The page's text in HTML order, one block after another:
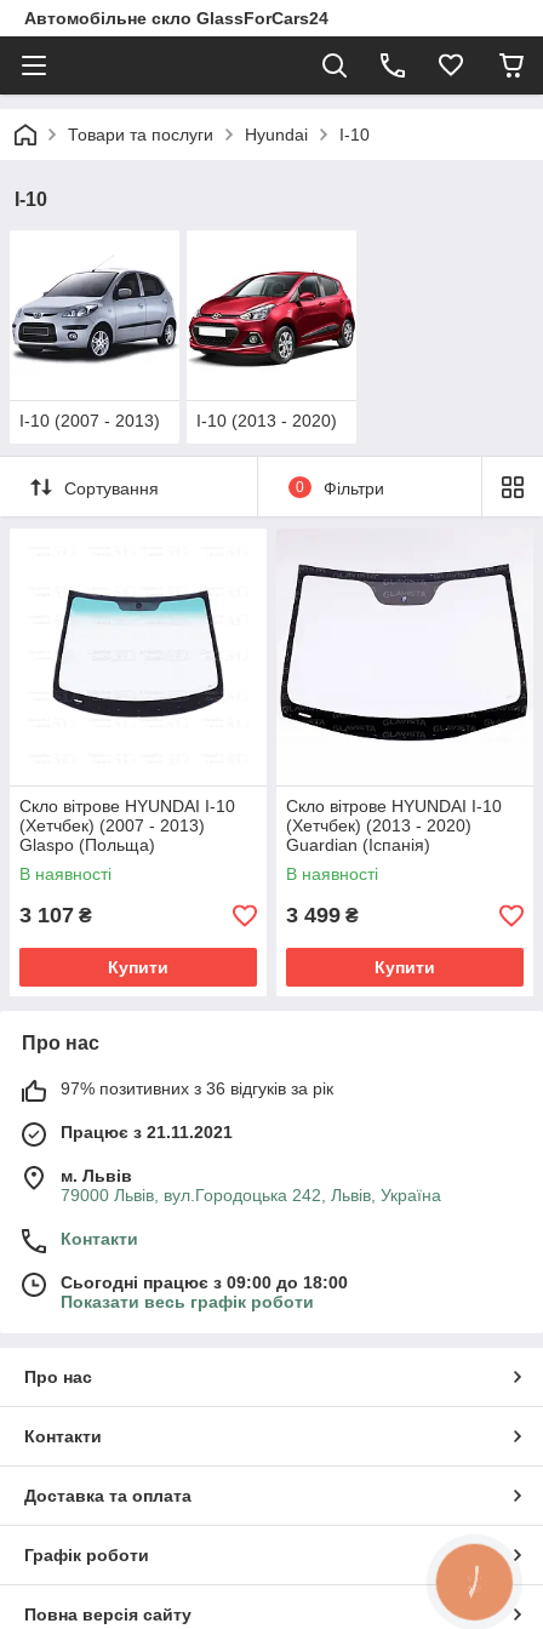
Автомобільне скло GlassForCars24
Товари та послуги Hyundai I-10
I-10
I-10 (2007 - 2013) I-10 (2013 - 2020)
Сортування 0 Фільтри
Скло вітрове HYUNDAI I-10
(Хетчбек) (2007 - 2013)
Glaspo (Польща)
В наявності
3 107 ₴
Купити
Скло вітрове HYUNDAI I-10
(Хетчбек) (2013 - 2020)
Guardian (Іспанія)
В наявності
3 499 ₴
Купити
Про нас
97% позитивних з 36 відгуків за рік
Працює з 21.11.2021
м. Львів
79000 Львів, вул.Городоцька 242, Львів, Україна
Контакти
Сьогодні працює з 09:00 до 18:00
Показати весь графік роботи
Про нас
Контакти
Доставка та оплата
Графік роботи
Повна версія сайту
КНОПКА
ЗВ'ЯЗКУ